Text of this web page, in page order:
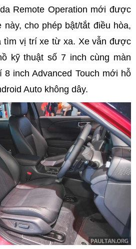
Remote Operation mới được
này, cho phép bật/tắt điều hòa,
tìm vị trí xe từ xa. Xe vẫn được
kỹ thuật số 7 inch cùng màn
inch Advanced Touch mới hỗ
Auto không dây.